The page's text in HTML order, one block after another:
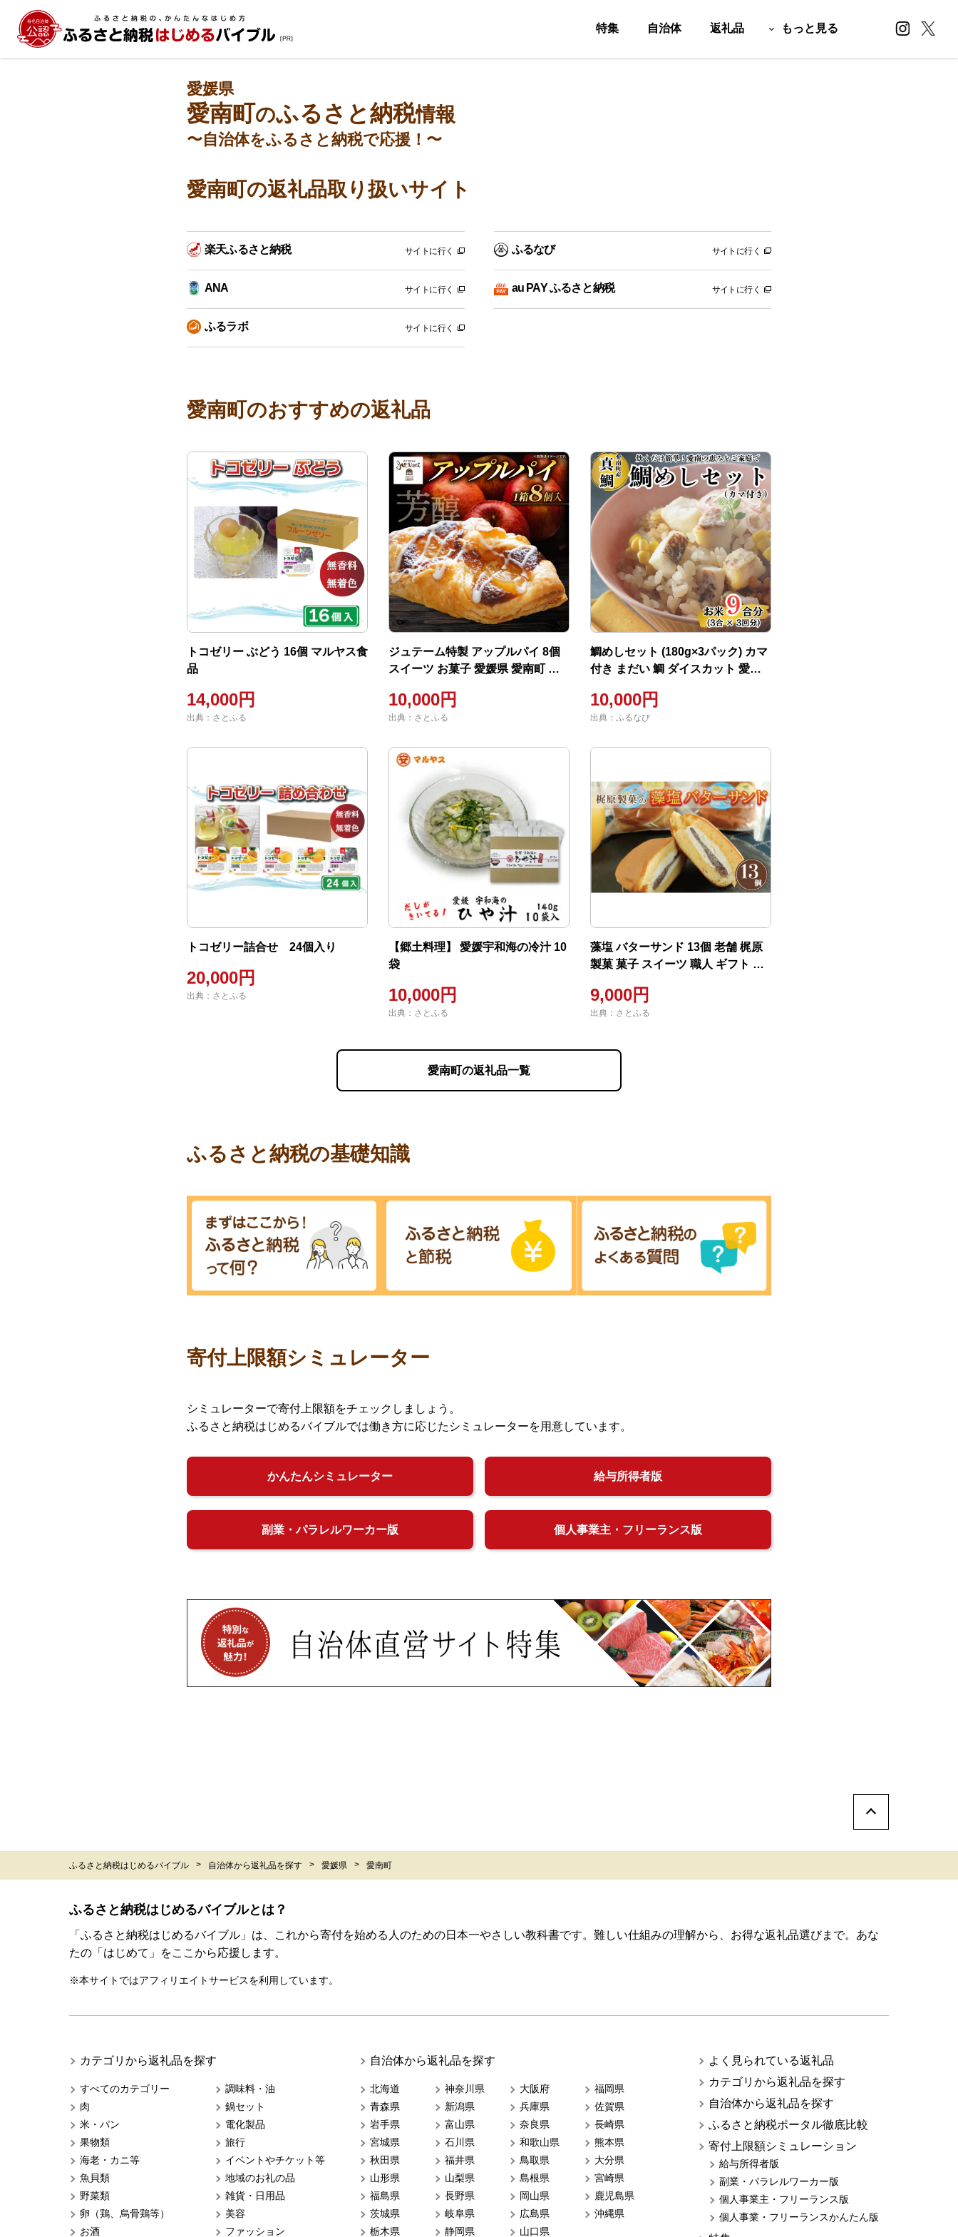
特集 自治体 返礼品 もっと見る
愛媛県
愛南町のふるさと納税情報
〜自治体をふるさと納税で応援！〜
愛南町の返礼品取り扱いサイト
楽天ふるさと納税 サイトに行く ふるなび サイトに行く
ANA サイトに行く au PAY ふるさと納税 サイトに行く
ふるラボ サイトに行く
愛南町のおすすめの返礼品
トコゼリー ぶどう 16個 マルヤス食
品
14,000円
出典：さとふる
ジュテーム特製 アップルパイ 8個
スイーツ お菓子 愛媛県 愛南町 ジ
10,000円
出典：さとふる
鯛めしセット (180g×3パック) カマ
付き まだい 鯛 ダイスカット 愛南
10,000円
出典：ふるなび
トコゼリー詰合せ 24個入り
20,000円
出典：さとふる
【郷土料理】 愛媛宇和海の冷汁 10
袋
10,000円
出典：さとふる
藻塩 バターサンド 13個 老舗 梶原
製菓 菓子 スイーツ 職人 ギフト 愛
9,000円
出典：さとふる
愛南町の返礼品一覧
ふるさと納税の基礎知識
寄付上限額シミュレーター
シミュレーターで寄付上限額をチェックしましょう。
ふるさと納税はじめるバイブルでは働き方に応じたシミュレーターを用意しています。
かんたんシミュレーター 給与所得者版
副業・パラレルワーカー版 個人事業主・フリーランス版
ふるさと納税はじめるバイブル 自治体から返礼品を探す 愛媛県 愛南町
ふるさと納税はじめるバイブルとは？
「ふるさと納税はじめるバイブル」は、これから寄付を始める人のための日本一やさしい教科書です。難しい仕組みの理解から、お得な返礼品選びまで。あな
たの「はじめて」をここから応援します。
※本サイトではアフィリエイトサービスを利用しています。
カテゴリから返礼品を探す
すべてのカテゴリー
肉
米・パン
果物類
海老・カニ等
魚貝類
野菜類
卵（鶏、烏骨鶏等）
お酒
調味料・油
鍋セット
電化製品
旅行
イベントやチケット等
地域のお礼の品
雑貨・日用品
美容
ファッション
自治体から返礼品を探す
北海道
青森県
岩手県
宮城県
秋田県
山形県
福島県
茨城県
栃木県
神奈川県
新潟県
富山県
石川県
福井県
山梨県
長野県
岐阜県
静岡県
大阪府
兵庫県
奈良県
和歌山県
鳥取県
島根県
岡山県
広島県
山口県
福岡県
佐賀県
長崎県
熊本県
大分県
宮崎県
鹿児島県
沖縄県
よく見られている返礼品
カテゴリから返礼品を探す
自治体から返礼品を探す
ふるさと納税ポータル徹底比較
寄付上限額シミュレーション
給与所得者版
副業・パラレルワーカー版
個人事業主・フリーランス版
個人事業・フリーランスかんたん版